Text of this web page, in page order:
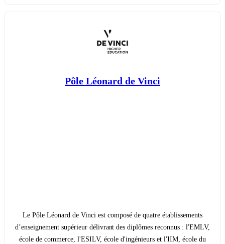
Pôle Léonard de Vinci
Le Pôle Léonard de Vinci est composé de quatre établissements
d’enseignement supérieur délivrant des diplômes reconnus : l'EMLV,
école de commerce, l'ESILV, école d'ingénieurs et l'IIM, école du